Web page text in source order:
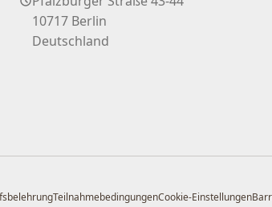
10717 Berlin
Deutschland
TeilnahmebedingungenCookie-Einstellungen